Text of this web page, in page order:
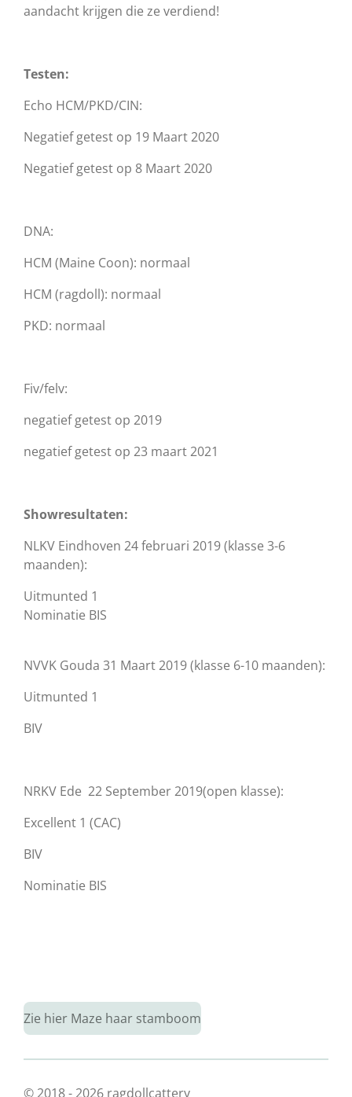
aandacht krijgen die ze verdiend!
Testen:
Echo HCM/PKD/CIN:
Negatief getest op 19 Maart 2020
Negatief getest op 8 Maart 2020
DNA:
HCM (Maine Coon): normaal
HCM (ragdoll): normaal
PKD: normaal
Fiv/felv:
negatief getest op 2019
negatief getest op 23 maart 2021
Showresultaten:
NLKV Eindhoven 24 februari 2019 (klasse 3-6
maanden):
Uitmunted 1
Nominatie BIS
NVVK Gouda 31 Maart 2019 (klasse 6-10 maanden):
Uitmunted 1
BIV
NRKV Ede 22 September 2019(open klasse):
Excellent 1 (CAC)
BIV
Nominatie BIS
Zie hier Maze haar stamboom
© 2018 - 2026 ragdollcattery